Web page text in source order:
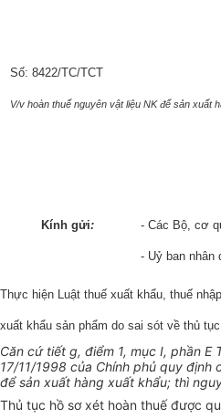
Số: 8422/TC/TCT
V/v hoàn thuế nguyên vật liệu NK để sản xuất
Kính gửi: - Các Bộ, cơ
- Uỷ ban nhân
Thực hiện Luật thuế xuất khẩu, thuế
xuất khẩu sản phẩm do sai sót về thủ
Căn cứ tiết g, điểm 1, mục I, phần E
17/11/1998 của Chính phủ quy
để sản xuất hàng xuất khẩu; thì
Thủ tục hồ sơ xét hoàn thuế được